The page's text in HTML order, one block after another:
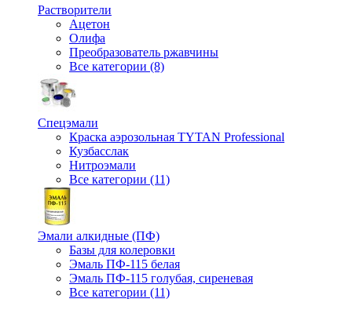
Растворители
Ацетон
Олифа
Преобразователь ржавчины
Все категории (8)
Спецэмали
Краска аэрозольная TYTAN Professional
Кузбасслак
Нитроэмали
Все категории (11)
Эмали алкидные (ПФ)
Базы для колеровки
Эмаль ПФ-115 белая
Эмаль ПФ-115 голубая, сиреневая
Все категории (11)